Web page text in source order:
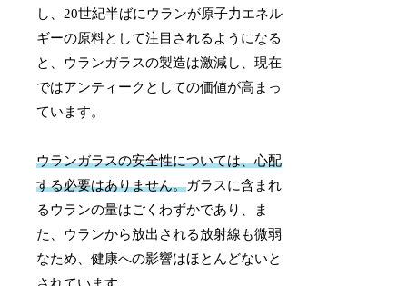
し、20世紀半ばにウランが原子力エネル
ギーの原料として注目されるようになる
と、ウランガラスの製造は激減し、現在
ではアンティークとしての価値が高まっ
ています。
ウランガラスの安全性については、心配
する必要はありません。ガラスに含まれ
るウランの量はごくわずかであり、ま
た、ウランから放出される放射線も微弱
なため、健康への影響はほとんどないと
されています。